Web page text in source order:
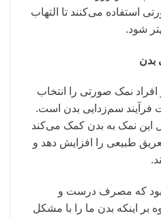
استفاده می‌کنند تا التهاب
شود.
افراد نمک صورتی را انتخاب
فرآیند سم‌زدایی بدن است.
این نمک به بدن کمک می‌کند
طبیعی را افزایش دهد و
بود که مصرف درست و
بر اینکه بدن ما را با مشکل